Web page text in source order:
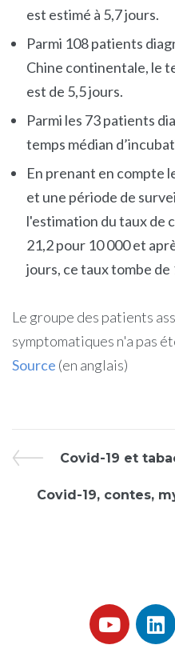
est estimé à 5,7 jours.
Parmi 108 patients
Chine continentale, le
est de 5,5 jours.
Parmi les 73 patients
temps médian
En prenant en compte
et une période de
l'estimation du taux de
21,2 pour 10 000 et
jours, ce taux tombe
Le groupe des patients
symptomatiques n'a pas
Source (en anglais)
Covid-19 et
Covid-19, contes,